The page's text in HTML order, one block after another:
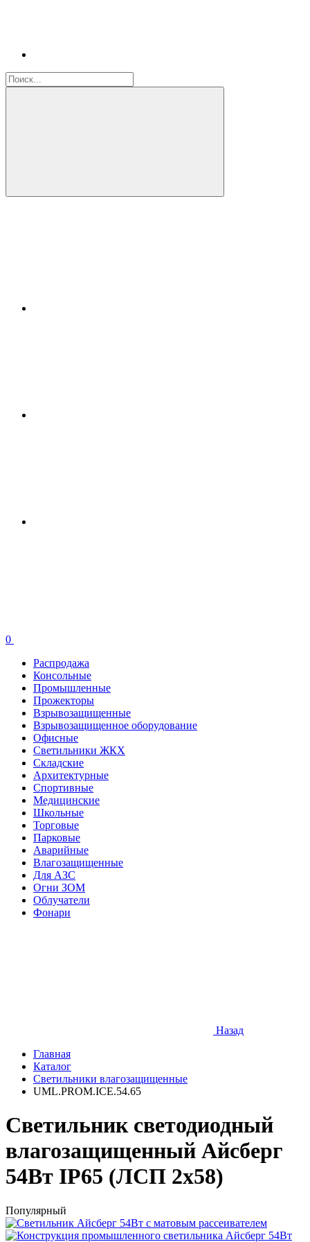
0
Распродажа
Консольные
Промышленные
Прожекторы
Взрывозащищенные
Взрывозащищенное оборудование
Офисные
Cветильники ЖКХ
Складские
Архитектурные
Спортивные
Медицинские
Школьные
Торговые
Парковые
Аварийные
Влагозащищенные
Для АЗС
Огни ЗОМ
Облучатели
Фонари
Назад
Главная
Каталог
Светильники влагозащищенные
UML.PROM.ICE.54.65
Светильник светодиодный
влагозащищенный Айсберг
54Вт IP65 (ЛСП 2х58)
Популярный